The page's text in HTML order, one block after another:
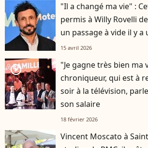
"Il a changé ma vie" :
permis à Willy Rovelli
un passage à vide il y a
15 avril 2026
player2
"Je gagne très bien ma
chroniqueur, qui est à
soir à la télévision,
son salaire
18 février 2026
Vincent Moscato à